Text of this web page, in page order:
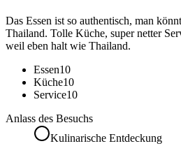
Das Essen ist so authentisch, man
Thailand. Tolle Küche, super netter
weil eben halt wie Thailand.
Essen10
Küche10
Service10
Anlass des Besuchs
Kulinarische Entdeckung